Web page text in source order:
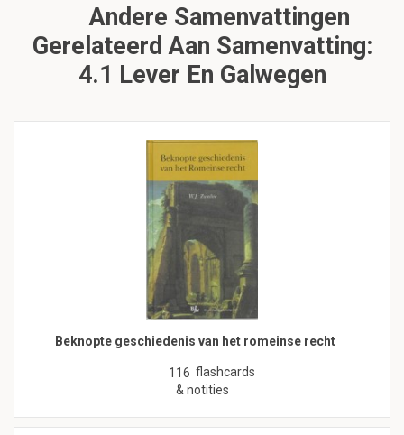
Andere Samenvattingen
Gerelateerd Aan Samenvatting:
4.1 Lever En Galwegen
Beknopte geschiedenis van het romeinse recht
116 flashcards
& notities